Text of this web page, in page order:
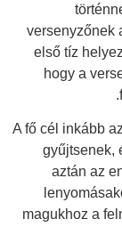
versenyzőnek
első tíz
hogy a
A fő cél inkább
gyűjtsenek,
aztán az
magukhoz a